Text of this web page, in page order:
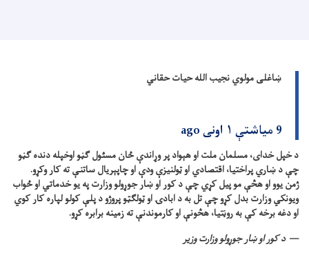
ښاغلی مولوي نجیب الله حیات حقاني
9 میاشتې ۱ اونی ago
د خپل خدای، مسلمان ملت او هېواد پر وړاندې ځان مسئول ګڼو اوخپله دنده ګڼو
چې د ښاري پراختیا، اقتصادي او ټولنیزې ودې او چاپېریال ساتنې ته کار وکړو.
ژمن یوو او هڅې مو پیل کړي چې د کور او ښار جوړولو وزارت په یو خدماتي او ځواب
ویونکي وزارت بدل کړو چې تل به د ابادۍ او ټولګټو پروژو د پلې کولو لپاره کار کوي
او دغه برخه کې به روڼتیا، هڅونې او کارموندنې ته زمینه برابره کړو.
د کور او ښار جوړولو وزارت وزیر